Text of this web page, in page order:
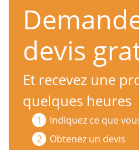
devis
Et recevez une
quelques heures
Indiquez ce que
Obtenez un devis